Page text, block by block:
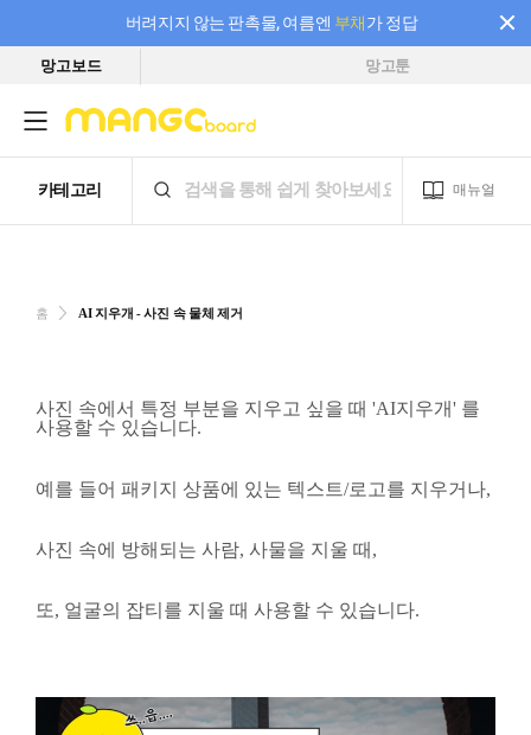
버려지지 않는 판촉물, 여름엔 부채가 정답
필요한 만큼 충전하고 끊김 없이 작업하세요! 새로워진 AI 부스터 요금제
망고보드 망고툰
홈 AI 지우개 - 사진 속 물체 제거
사진 속에서 특정 부분을 지우고 싶을 때 'AI지우개' 를
사용할 수 있습니다.
예를 들어 패키지 상품에 있는 텍스트/로고를 지우거나,
사진 속에 방해되는 사람, 사물을 지울 때,
또, 얼굴의 잡티를 지울 때 사용할 수 있습니다.